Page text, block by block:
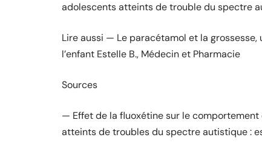
adolescents atteints de trouble du spectre
Lire aussi — Le paracétamol et la
l’enfant Estelle B., Médecin et Pharmacie
Sources
— Effet de la fluoxétine sur le
atteints de troubles du spectre autistique :